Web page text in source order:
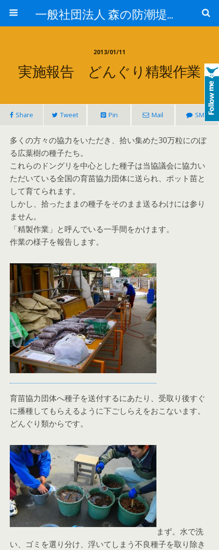
一般社団法人 森の防潮堤協会
2013/01/11
実施報告 どんぐり精製作業
Share Tweet Pin Mail SMS
多くの方々の協力をいただき、拾い集めた30万粒にのぼ
る広葉樹の種子たち。
これらのドングリを中心とした種子は当協議会に協力い
ただいている全国の育苗協力団体に送られ、ポット苗と
して育てられます。
しかし、拾ったままの種子をそのまま送るわけには参り
ません。
「精製作業」と呼んでいる一手間をかけます。
作業の様子を報告します。
育苗協力団体へ種子を送付するにあたり、受取り後すぐ
に播種してもらえるように下ごしらえをおこないます。
どんぐり類からです。
まず。水で洗
い、ゴミを選り分け、浮いてしまう不良種子を取り除き